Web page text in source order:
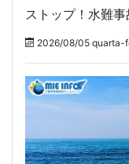
ストップ！水難事
2026/08/05 quarta-